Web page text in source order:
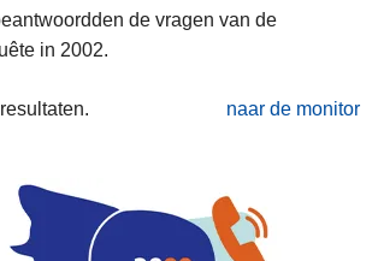
de vragen van de
in 2002.
naar de monitor